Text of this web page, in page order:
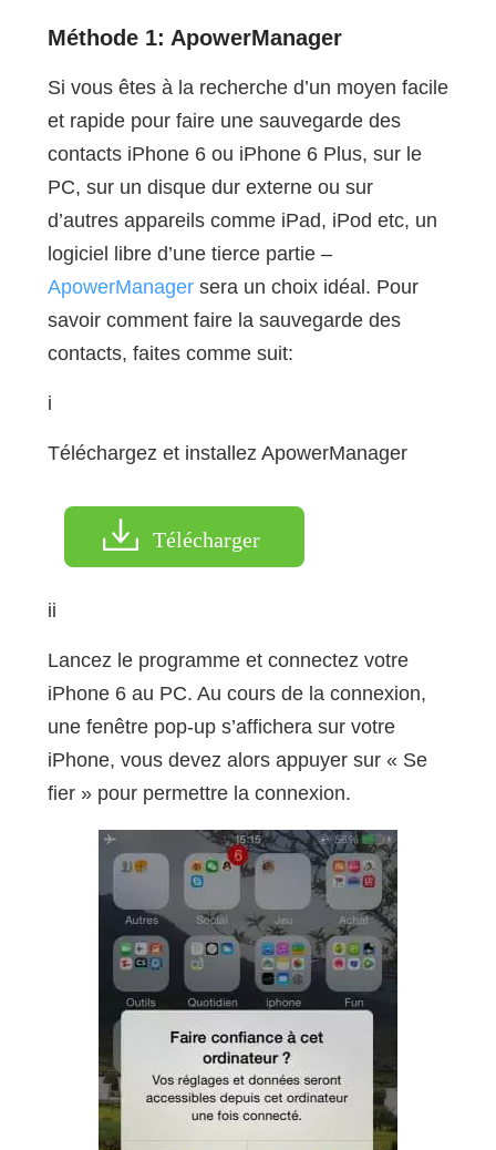
Méthode 1: ApowerManager
Si vous êtes à la recherche d’un moyen facile
et rapide pour faire une sauvegarde des
contacts iPhone 6 ou iPhone 6 Plus, sur le
PC, sur un disque dur externe ou sur
d’autres appareils comme iPad, iPod etc, un
logiciel libre d’une tierce partie –
ApowerManagersera un choix idéal. Pour
savoir comment faire la sauvegarde des
contacts, faites comme suit:
i
Téléchargez et installez ApowerManager
Télécharger
ii
Lancez le programme et connectez votre
iPhone 6 au PC. Au cours de la connexion,
une fenêtre pop-up s’affichera sur votre
iPhone, vous devez alors appuyer sur « Se
fier » pour permettre la connexion.